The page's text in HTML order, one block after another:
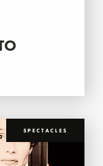
SPECTACLES